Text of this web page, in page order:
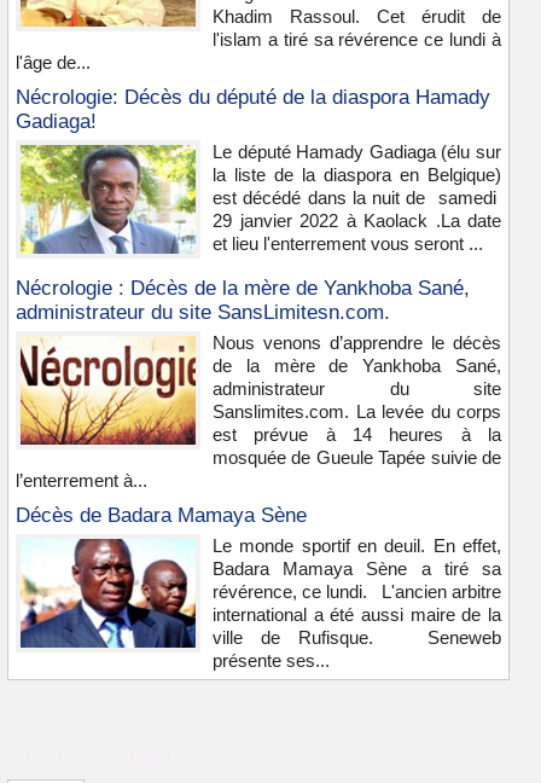
Khadim Rassoul. Cet érudit de
l'islam a tiré sa révérence ce lundi à
l'âge de...
Nécrologie: Décès du député de la diaspora Hamady
Gadiaga!
Le député Hamady Gadiaga (élu sur
la liste de la diaspora en Belgique)
est décédé dans la nuit de samedi
29 janvier 2022 à Kaolack .La date
et lieu l'enterrement vous seront ...
Nécrologie : Décès de la mère de Yankhoba Sané,
administrateur du site SansLimitesn.com.
Nous venons d’apprendre le décès
de la mère de Yankhoba Sané,
administrateur du site
Sanslimites.com. La levée du corps
est prévue à 14 heures à la
mosquée de Gueule Tapée suivie de
l’enterrement à...
Décès de Badara Mamaya Sène
Le monde sportif en deuil. En effet,
Badara Mamaya Sène a tiré sa
révérence, ce lundi. L'ancien arbitre
international a été aussi maire de la
ville de Rufisque. Seneweb
présente ses...